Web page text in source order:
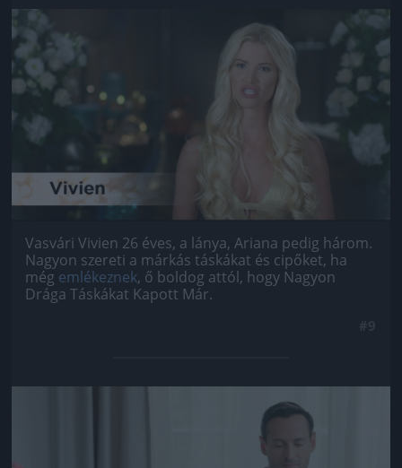
Jön még kép!
Vasvári Vivien 26 éves, a lánya, Ariana pedig három.
Nagyon szereti a márkás táskákat és cipőket, ha
még emlékeznek, ő boldog attól, hogy Nagyon
Drága Táskákat Kapott Már.